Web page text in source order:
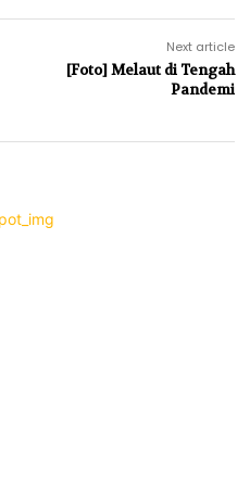
Next article
[Foto] Melaut di Tengah
Pandemi